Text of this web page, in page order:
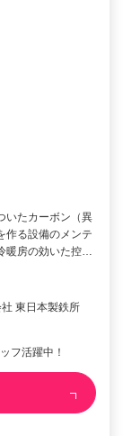
いたカーボン（異
作る設備のメンテ
暖房の効いた控…
東日本製鉄所
フ活躍中！